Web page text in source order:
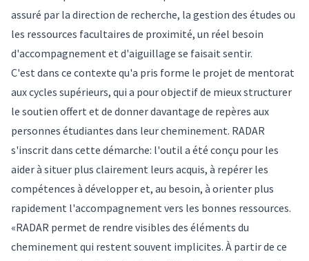
assuré par la direction de recherche, la gestion des études ou
les ressources facultaires de proximité, un réel besoin
d'accompagnement et d'aiguillage se faisait sentir.
C'est dans ce contexte qu'a pris forme le projet de mentorat
aux cycles supérieurs, qui a pour objectif de mieux structurer
le soutien offert et de donner davantage de repères aux
personnes étudiantes dans leur cheminement. RADAR
s'inscrit dans cette démarche: l'outil a été conçu pour les
aider à situer plus clairement leurs acquis, à repérer les
compétences à développer et, au besoin, à orienter plus
rapidement l'accompagnement vers les bonnes ressources.
«RADAR permet de rendre visibles des éléments du
cheminement qui restent souvent implicites. À partir de ce